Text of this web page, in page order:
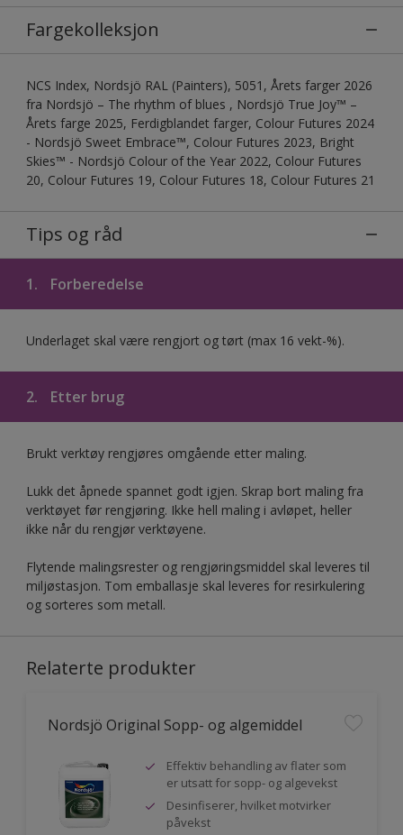
Fargekolleksjon
NCS Index, Nordsjö RAL (Painters), 5051, Årets farger 2026
fra Nordsjö – The rhythm of blues , Nordsjö True Joy™ –
Årets farge 2025, Ferdigblandet farger, Colour Futures 2024
- Nordsjö Sweet Embrace™, Colour Futures 2023, Bright
Skies™ - Nordsjö Colour of the Year 2022, Colour Futures
20, Colour Futures 19, Colour Futures 18, Colour Futures 21
Tips og råd
1. Forberedelse
Underlaget skal være rengjort og tørt (max 16 vekt-%).
2. Etter brug
Brukt verktøy rengjøres omgående etter maling.
Lukk det åpnede spannet godt igjen. Skrap bort maling fra
verktøyet før rengjøring. Ikke hell maling i avløpet, heller
ikke når du rengjør verktøyene.
Flytende malingsrester og rengjøringsmiddel skal leveres til
miljøstasjon. Tom emballasje skal leveres for resirkulering
og sorteres som metall.
Relaterte produkter
Nordsjö Original Sopp- og algemiddel
Effektiv behandling av flater som
er utsatt for sopp- og algevekst
Desinfiserer, hvilket motvirker
påvekst